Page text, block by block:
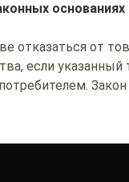
отказаться от
если